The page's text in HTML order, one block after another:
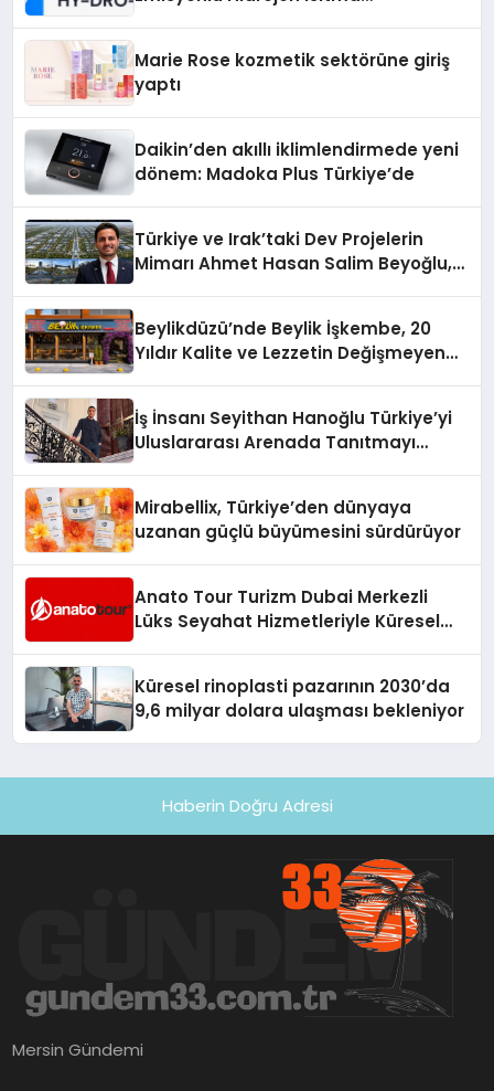
Marie Rose kozmetik sektörüne giriş
yaptı
Daikin’den akıllı iklimlendirmede yeni
dönem: Madoka Plus Türkiye’de
Türkiye ve Irak’taki Dev Projelerin
Mimarı Ahmet Hasan Salim Beyoğlu,
Hayata Geçirecek
Beylikdüzü’nde Beylik İşkembe, 20
Yıldır Kalite ve Lezzetin Değişmeyen
İş İnsanı Seyithan Hanoğlu Türkiye’yi
Uluslararası Arenada Tanıtmayı
Mirabellix, Türkiye’den dünyaya
uzanan güçlü büyümesini sürdürüyor
Anato Tour Turizm Dubai Merkezli
Lüks Seyahat Hizmetleriyle Küresel
Küresel rinoplasti pazarının 2030’da
9,6 milyar dolara ulaşması bekleniyor
Haberin Doğru Adresi
Mersin Gündemi